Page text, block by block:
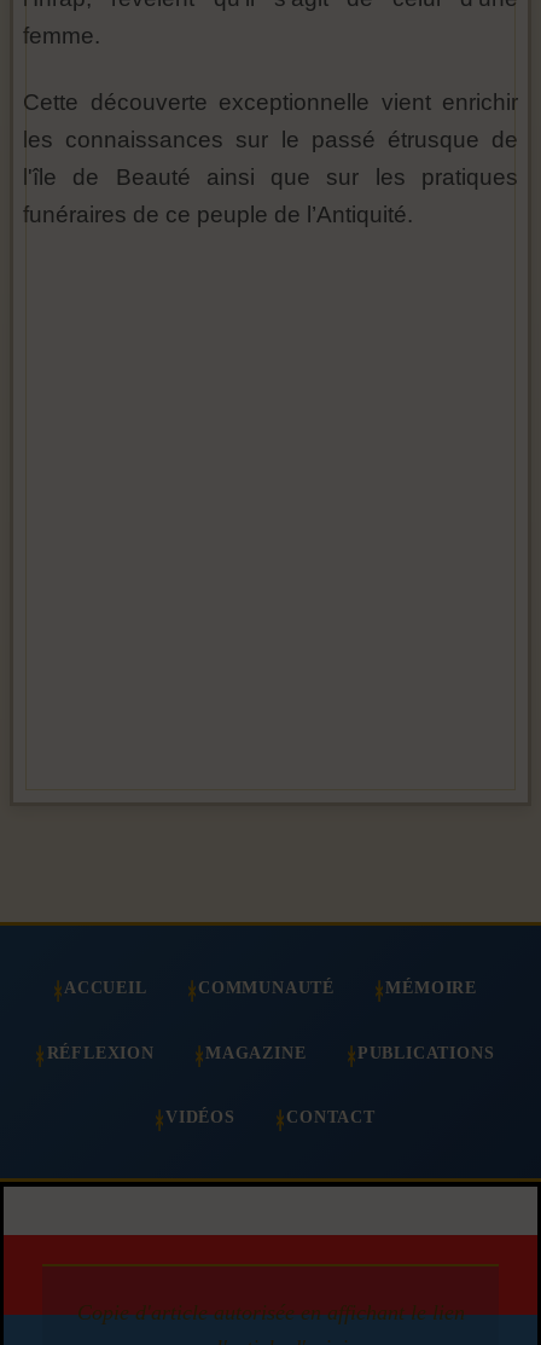
femme.
Cette découverte exceptionnelle vient enrichir
les connaissances sur le passé étrusque de
l'île de Beauté ainsi que sur les pratiques
funéraires de ce peuple de l’Antiquité.
ACCUEIL COMMUNAUTÉ MÉMOIRE
RÉFLEXION MAGAZINE PUBLICATIONS
VIDÉOS CONTACT
Copie d'article autorisée en affichant le lien